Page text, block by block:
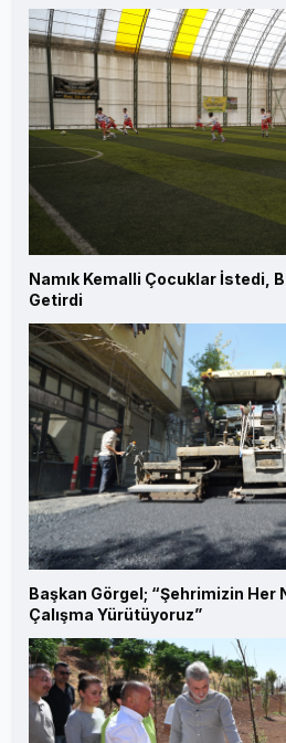
Namık Kemalli Çocuklar İstedi,
Getirdi
Başkan Görgel; “Şehrimizin Her
Çalışma Yürütüyoruz”